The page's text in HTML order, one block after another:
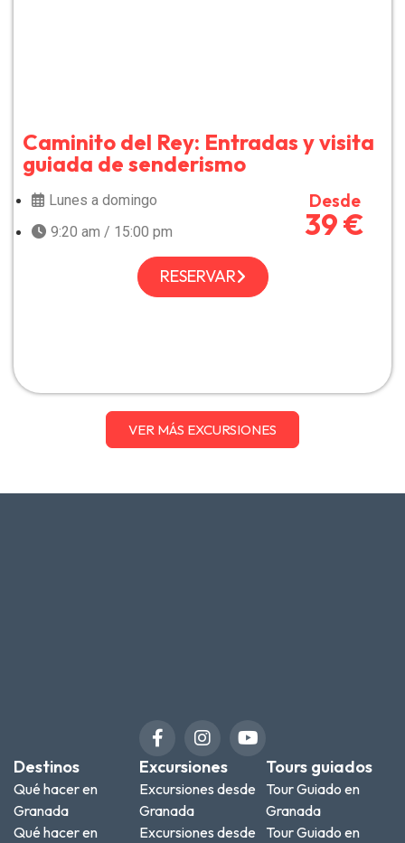
Caminito del Rey: Entradas y visita
guiada de senderismo
Lunes a domingo
9:20 am / 15:00 pm
Desde
39 €
RESERVAR
VER MÁS EXCURSIONES
Destinos
Qué hacer en
Granada
Qué hacer en
Excursiones
Excursiones desde
Granada
Excursiones desde
Tours guiados
Tour Guiado en
Granada
Tour Guiado en